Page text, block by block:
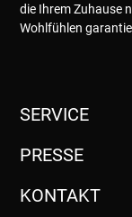
die Ihrem Zuhause
Wohlfühlen
SERVICE
PRESSE
KONTAKT